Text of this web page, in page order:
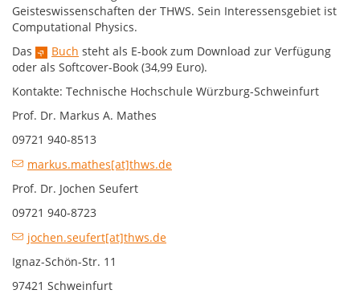
Geisteswissenschaften der THWS. Sein Interessensgebiet ist
Computational Physics.
Das
Buch steht als E-book zum Download zur Verfügung
oder als Softcover-Book (34,99 Euro).
Kontakte: Technische Hochschule Würzburg-Schweinfurt
Prof. Dr. Markus A. Mathes
09721 940-8513
markus.mathes[at]thws.de
Prof. Dr. Jochen Seufert
09721 940-8723
jochen.seufert[at]thws.de
Ignaz-Schön-Str. 11
97421 Schweinfurt